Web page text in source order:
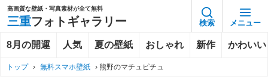
高画質な壁紙・写真素材が全て無料
三重フォトギャラリー 検索 メニュー
8月の開運 人気 夏の壁紙 おしゃれ 新作 かわいい
トップ › 無料スマホ壁紙 › 熊野のマチュピチュ